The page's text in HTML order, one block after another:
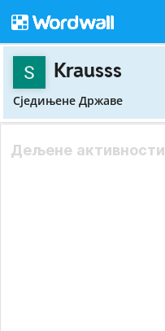
Krausss
Сједињене Државе
Дељене активности